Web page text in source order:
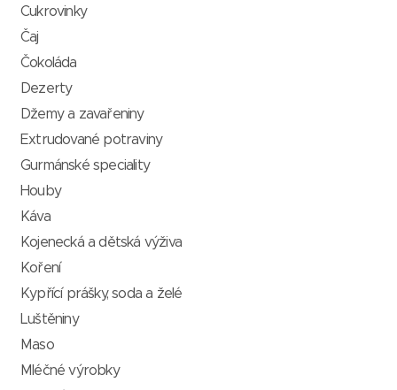
Cukrovinky
Čaj
Čokoláda
Dezerty
Džemy a zavařeniny
Extrudované potraviny
Gurmánské speciality
Houby
Káva
Kojenecká a dětská výživa
Koření
Kypřící prášky, soda a želé
Luštěniny
Maso
Mléčné výrobky